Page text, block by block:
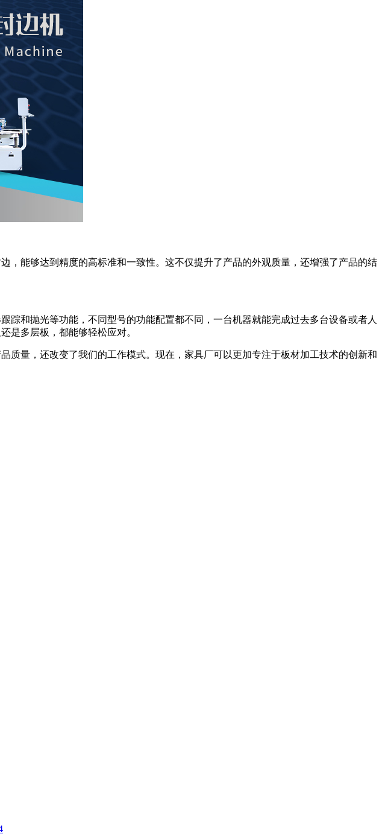
，能够达到精度的高标准和一致性。这不仅提升了产品的外观质量，还增强了产品的结
和抛光等功能，不同型号的功能配置都不同，一台机器就能完成过去多台设备或者人
是多层板，都能够轻松应对。
量，还改变了我们的工作模式。现在，家具厂可以更加专注于板材加工技术的创新和